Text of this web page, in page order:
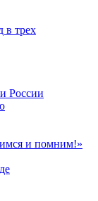
в трех
России
и помним!»